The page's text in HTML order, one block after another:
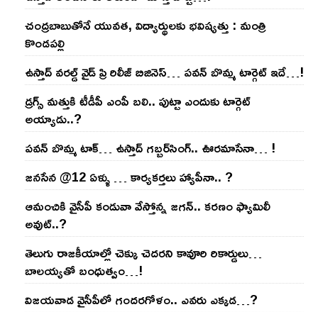
చంద్ర‌బాబుతోనే యువ‌త‌, విద్యార్థుల‌కు భ‌విష్య‌త్తు : మంత్రి
కొండ‌ప‌ల్లి
ఉస్తాద్ వ‌ర‌ల్డ్ వైడ్ ప్రి రిలీజ్ బిజినెస్‌… ప‌వ‌న్ బొమ్మ టార్గెట్ ఇదే…!
డ్రగ్స్ మత్తుకి టీడీపీ ఎంపీ బలి.. పుట్టా ఎందుకు టార్గెట్
అయ్యాడు..?
ప‌వ‌న్ బొమ్మ టాక్‌… ఉస్తాద్ గ‌బ్బ‌ర్‌సింగ్‌.. ఊర‌మాసేనా… !
జనసేన @12 ఏళ్ళు … కార్యకర్తలు హ్యాపీనా.. ?
ఆమంచికి వైసీపీ కండువా వేస్తోన్న జ‌గ‌న్‌.. క‌ర‌ణం ఫ్యామిలీ
అవుట్‌..?
తెలుగు రాజ‌కీయాల్లో చెక్కు చెద‌ర‌ని కావూరి రికార్డులు…
బాల‌య్యతో బంధుత్వం…!
విజ‌య‌వాడ వైసీపీలో గంద‌ర‌గోళం.. ఎవ‌రు ఎక్క‌డ‌…?